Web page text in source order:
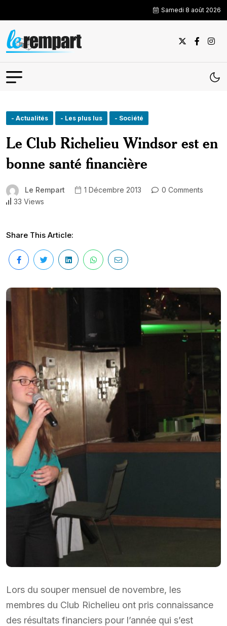
Samedi 8 août 2026
- Actualités - Les plus lus - Société
Le Club Richelieu Windsor est en
bonne santé financière
Le Rempart 1 Décembre 2013
0 Comments
33 Views
Share This Article:
Lors du souper mensuel de novembre, les
membres du Club Richelieu ont pris connaissance
des résultats financiers pour l’année qui s’est